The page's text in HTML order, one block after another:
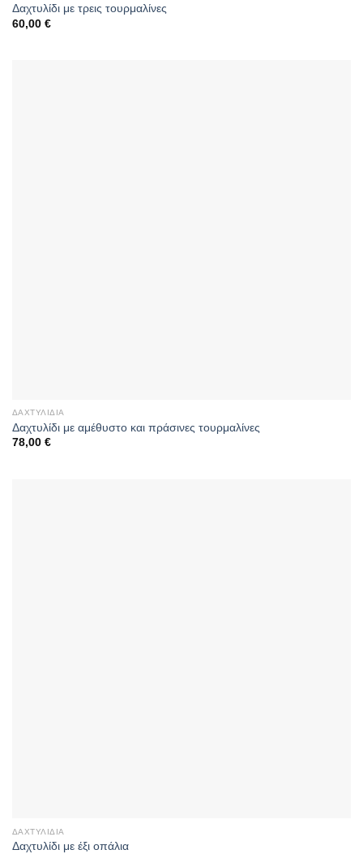
Δαχτυλίδι με τρεις τουρμαλίνες
60,00 €
ΔΑΧΤΥΛΊΔΙΑ
Δαχτυλίδι με αμέθυστο και πράσινες τουρμαλίνες
78,00 €
ΔΑΧΤΥΛΊΔΙΑ
Δαχτυλίδι με έξι οπάλια